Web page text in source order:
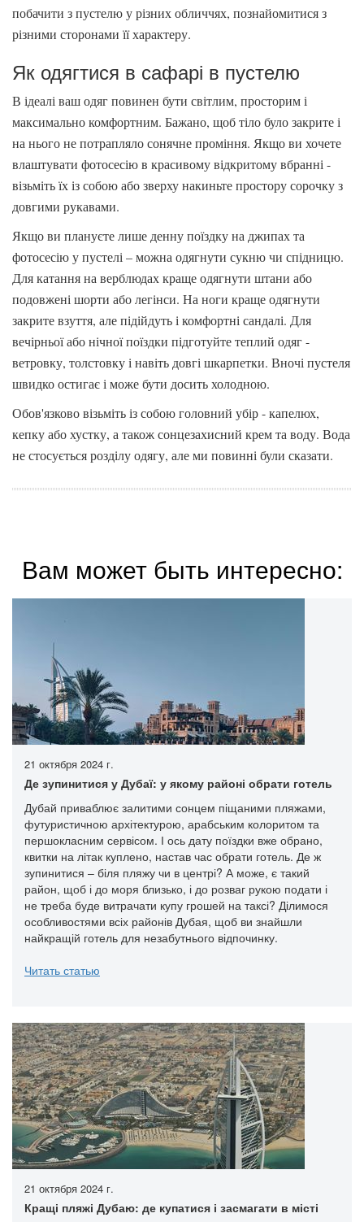
побачити з пустелю у різних обличчях, познайомитися з
різними сторонами її характеру.
Як одягтися в сафарі в пустелю
В ідеалі ваш одяг повинен бути світлим, просторим і
максимально комфортним. Бажано, щоб тіло було закрите і
на нього не потрапляло сонячне проміння. Якщо ви хочете
влаштувати фотосесію в красивому відкритому вбранні -
візьміть їх із собою або зверху накиньте простору сорочку з
довгими рукавами.
Якщо ви плануєте лише денну поїздку на джипах та
фотосесію у пустелі – можна одягнути сукню чи спідницю.
Для катання на верблюдах краще одягнути штани або
подовжені шорти або легінси. На ноги краще одягнути
закрите взуття, але підійдуть і комфортні сандалі. Для
вечірньої або нічної поїздки підготуйте теплий одяг -
ветровку, толстовку і навіть довгі шкарпетки. Вночі пустеля
швидко остигає і може бути досить холодною.
Обов'язково візьміть із собою головний убір - капелюх,
кепку або хустку, а також сонцезахисний крем та воду. Вода
не стосується розділу одягу, але ми повинні були сказати.
Вам может быть интересно:
21 октября 2024 г.
Де зупинитися у Дубаї: у якому районі обрати готель
Дубай приваблює залитими сонцем піщаними пляжами,
футуристичною архітектурою, арабським колоритом та
першокласним сервісом. І ось дату поїздки вже обрано,
квитки на літак куплено, настав час обрати готель. Де ж
зупинитися – біля пляжу чи в центрі? А може, є такий
район, щоб і до моря близько, і до розваг рукою подати і
не треба буде витрачати купу грошей на таксі? Ділимося
особливостями всіх районів Дубая, щоб ви знайшли
найкращій готель для незабутнього відпочинку.
Читать статью
21 октября 2024 г.
Кращі пляжі Дубаю: де купатися і засмагати в місті